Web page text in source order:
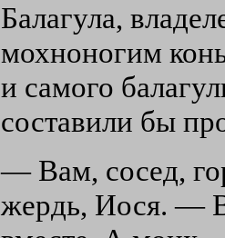
Балагула,
мохноногим
и самого
составили бы
— Вам, сосед,
жердь, Иося. —